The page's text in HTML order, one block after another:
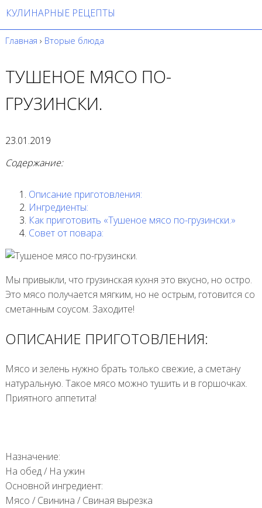
КУЛИНАРНЫЕ РЕЦЕПТЫ
Главная › Вторые блюда
ТУШЕНОЕ МЯСО ПО-
ГРУЗИНСКИ.
23.01.2019
Содержание:
Описание приготовления:
Ингредиенты:
Как приготовить «Тушеное мясо по-грузински.»
Совет от повара:
Мы привыкли, что грузинская кухня это вкусно, но остро.
Это мясо получается мягким, но не острым, готовится со
сметанным соусом. Заходите!
ОПИСАНИЕ ПРИГОТОВЛЕНИЯ:
Мясо и зелень нужно брать только свежие, а сметану
натуральную. Такое мясо можно тушить и в горшочках.
Приятного аппетита!
Назначение:
На обед/На ужин
Основной ингредиент:
Мясо /Свинина /Свиная вырезка